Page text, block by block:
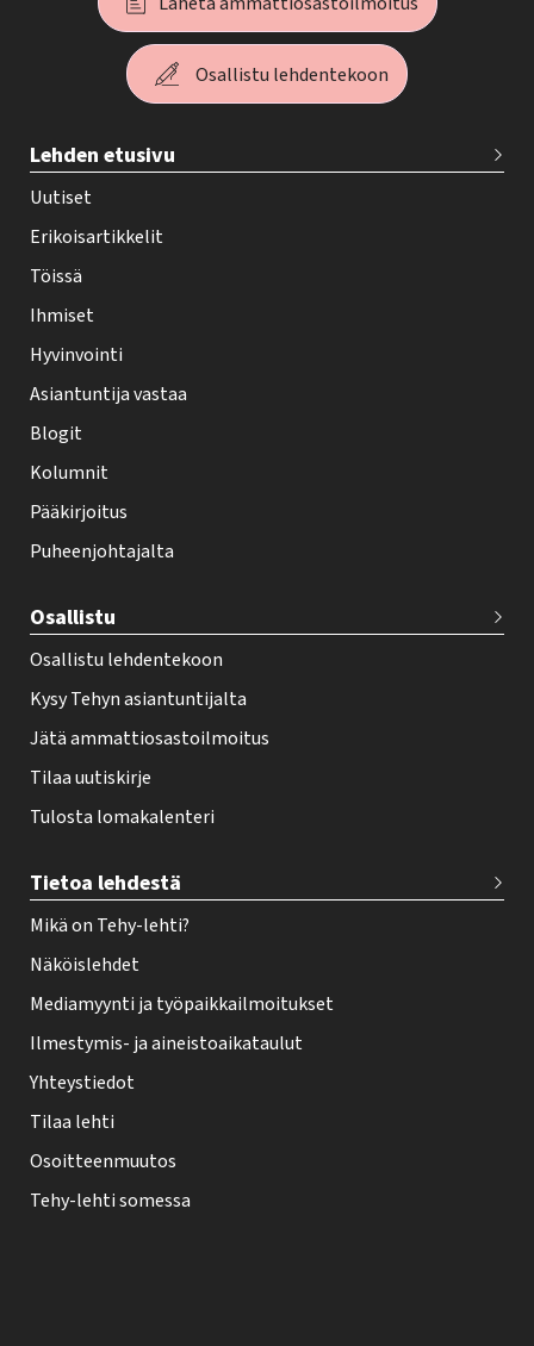
Osallistu lehdentekoon
e
h
y
-
e
h
t
i
f
o
t
r
Lehden etusivu
Uutiset
Erikoisartikkelit
Töissä
Ihmiset
Hyvinvointi
Asiantuntija vastaa
Blogit
Kolumnit
Pääkirjoitus
Puheenjohtajalta
Osallistu
Osallistu lehdentekoon
Kysy Tehyn asiantuntijalta
Jätä ammattiosastoilmoitus
Tilaa uutiskirje
Tulosta lomakalenteri
Tietoa lehdestä
Mikä on Tehy-lehti?
Näköislehdet
Mediamyynti ja työpaikkailmoitukset
Ilmestymis- ja aineistoaikataulut
Yhteystiedot
Tilaa lehti
Osoitteenmuutos
Tehy-lehti somessa